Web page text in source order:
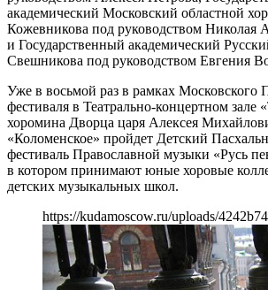
академический Московский областной
Кожевникова под руководством Николая
и Государственный академический
Свешникова под руководством Евгения
Уже в восьмой раз в рамках Московского
фестиваля в Театрально-концертном зале
хоромина Дворца царя Алексея
«Коломенское» пройдет Детский
фестиваль Православной музыки «Русь
в котором принимают юные хоровые
детских музыкальных школ.
https://kudamoscow.ru/uploads/